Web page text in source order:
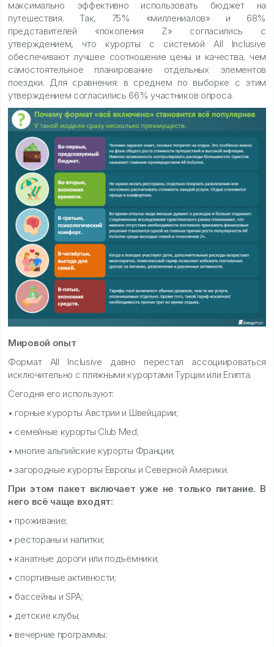
максимально эффективно использовать бюджет на
путешествия. Так, 75% «миллениалов» и 68%
представителей «поколения Z» согласились с
утверждением, что курорты с системой All Inclusive
обеспечивают лучшее соотношение цены и качества, чем
самостоятельное планирование отдельных элементов
поездки. Для сравнения: в среднем по выборке с этим
утверждением согласились 66% участников опроса.
Мировой опыт
Формат All Inclusive давно перестал ассоциироваться
исключительно с пляжными курортами Турции или Египта.
Сегодня его используют:
• горные курорты Австрии и Швейцарии;
• семейные курорты Club Med;
• многие альпийские курорты Франции;
• загородные курорты Европы и Северной Америки.
При этом пакет включает уже не только питание. В
него всё чаще входят:
• проживание;
• рестораны и напитки;
• канатные дороги или подъёмники;
• спортивные активности;
• бассейны и SPA;
• детские клубы;
• вечерние программы;